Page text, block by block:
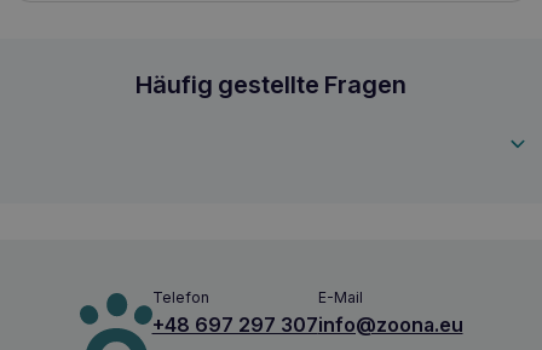
RECOSNACK Lachs mit Reis 20g
Häufig gestellte Fragen
Telefon
+48 697 297 307
E-Mail
info@zoona.eu